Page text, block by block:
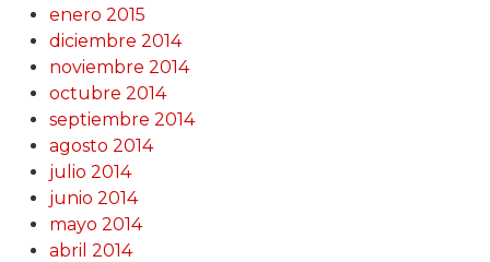
enero 2015
diciembre 2014
noviembre 2014
octubre 2014
septiembre 2014
agosto 2014
julio 2014
junio 2014
mayo 2014
abril 2014